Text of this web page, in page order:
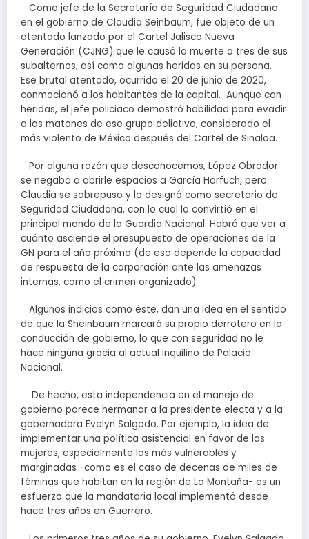
Como jefe de la Secretaría de Seguridad Ciudadana
en el gobierno de Claudia Seinbaum, fue objeto de un
atentado lanzado por el Cartel Jalisco Nueva
Generación (CJNG) que le causó la muerte a tres de sus
subalternos, así como algunas heridas en su persona.
Ese brutal atentado, ocurrido el 20 de junio de 2020,
conmocionó a los habitantes de la capital. Aunque con
heridas, el jefe policiaco demostró habilidad para evadir
a los matones de ese grupo delictivo, considerado el
más violento de México después del Cartel de Sinaloa.
Por alguna razón que desconocemos, López Obrador
se negaba a abrirle espacios a García Harfuch, pero
Claudia se sobrepuso y lo designó como secretario de
Seguridad Ciudadana, con lo cual lo convirtió en el
principal mando de la Guardia Nacional. Habrá que ver a
cuánto asciende el presupuesto de operaciones de la
GN para el año próximo (de eso depende la capacidad
de respuesta de la corporación ante las amenazas
internas, como el crimen organizado).
Algunos indicios como éste, dan una idea en el sentido
de que la Sheinbaum marcará su propio derrotero en la
conducción de gobierno, lo que con seguridad no le
hace ninguna gracia al actual inquilino de Palacio
Nacional.
De hecho, esta independencia en el manejo de
gobierno parece hermanar a la presidente electa y a la
gobernadora Evelyn Salgado. Por ejemplo, la idea de
implementar una política asistencial en favor de las
mujeres, especialmente las más vulnerables y
marginadas -como es el caso de decenas de miles de
féminas que habitan en la región de La Montaña- es un
esfuerzo que la mandataria local implementó desde
hace tres años en Guerrero.